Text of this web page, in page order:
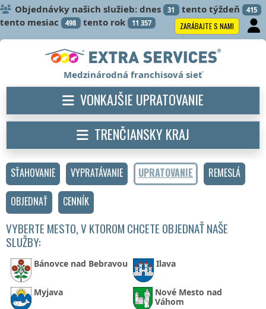
Objednávky našich služieb: dnes 31 tento týždeň 415
tento mesiac 498 tento rok 11 357 ZARÁBAJTE S NAMI
SŤAHOVANIE VYPRATÁVANIE UPRATOVANIE
REMESLÁ
OBJEDNAŤ
CENNÍK
VYBERTE MESTO, V KTOROM CHCETE OBJEDNAŤ NAŠE
SLUŽBY:
Bánovce nad Bebravou Ilava
Myjava
Nové Mesto nad
Váhom
Medzinárodná franchisová sieť
VONKAJŠIE UPRATOVANIE
TRENČIANSKY KRAJ